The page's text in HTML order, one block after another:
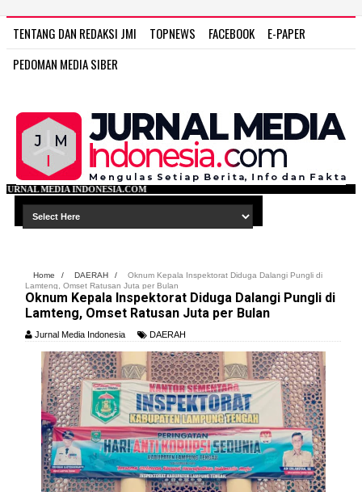
TENTANG DAN REDAKSI JMI TOPNEWS FACEBOOK
E-PAPER
PEDOMAN MEDIA SIBER
Home / DAERAH /
Oknum Kepala Inspektorat Diduga Dalangi Pungli di
Lamteng, Omset Ratusan Juta per Bulan
Oknum Kepala Inspektorat Diduga Dalangi Pungli di
Lamteng, Omset Ratusan Juta per Bulan
Jurnal Media Indonesia DAERAH